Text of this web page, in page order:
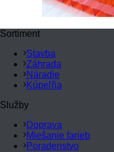
Sortiment
Stavba
Záhrada
Náradie
Kúpeľňa
Služby
Doprava
Miešanie farieb
Poradenstvo